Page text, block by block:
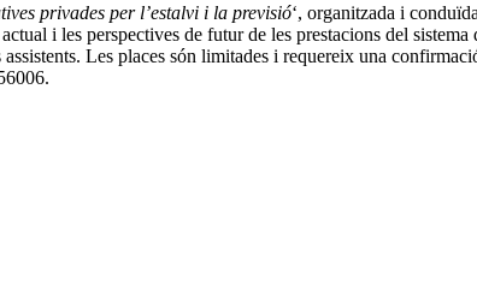
privades per l’estalvi i la previsió‘, organitzada i
i les perspectives de futur de les prestacions del
Les places són limitades i requereix una